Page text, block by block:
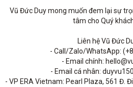
Vũ Đức Duy mong muốn đem lại sự
tâm cho Quý
Liên hệ Vũ Đức
- Call/Zalo/WhatsApp:
- Email chính:
- Email cá nhân:
- VP ERA Vietnam: Pearl Plaza, 561 Đ.